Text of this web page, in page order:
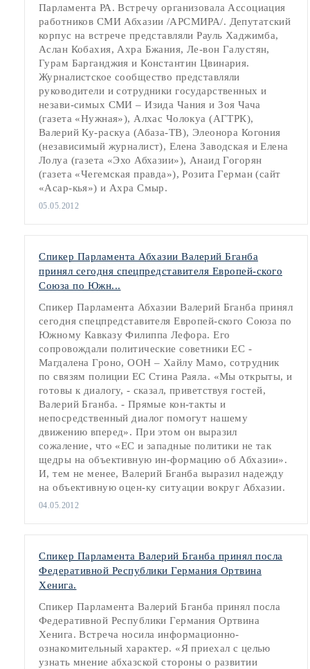
Парламента РА. Встречу организовала Ассоциация
работников СМИ Абхазии /АРСМИРА/. Депутатский
корпус на встрече представляли Рауль Хаджимба,
Аслан Кобахия, Ахра Бжания, Ле-вон Галустян,
Гурам Барганджия и Константин Цвинария.
Журналистское сообщество представляли
руководители и сотрудники государственных и
незави-симых СМИ – Изида Чания и Зоя Чача
(газета «Нужная»), Алхас Чолокуа (АГТРК),
Валерий Ку-раскуа (Абаза-ТВ), Элеонора Когония
(независимый журналист), Елена Заводская и Елена
Лолуа (газета «Эхо Абхазии»), Анаид Гогорян
(газета «Чегемская правда»), Розита Герман (сайт
«Асар-кья») и Ахра Смыр.
05.05.2012
Спикер Парламента Абхазии Валерий Бганба
принял сегодня спецпредставителя Европей-ского
Союза по Южн...
Спикер Парламента Абхазии Валерий Бганба принял
сегодня спецпредставителя Европей-ского Союза по
Южному Кавказу Филиппа Лефора. Его
сопровождали политические советники ЕС -
Магдалена Гроно, ООН – Хайлу Мамо, сотрудник
по связям полиции ЕС Стина Раяла. «Мы открыты, и
готовы к диалогу, - сказал, приветствуя гостей,
Валерий Бганба. - Прямые кон-такты и
непосредственный диалог помогут нашему
движению вперед». При этом он выразил
сожаление, что «ЕС и западные политики не так
щедры на объективную ин-формацию об Абхазии».
И, тем не менее, Валерий Бганба выразил надежду
на объективную оцен-ку ситуации вокруг Абхазии.
04.05.2012
Спикер Парламента Валерий Бганба принял посла
Федеративной Республики Германия Ортвина
Хенига.
Спикер Парламента Валерий Бганба принял посла
Федеративной Республики Германия Ортвина
Хенига. Встреча носила информационно-
ознакомительный характер. «Я приехал с целью
узнать мнение абхазской стороны о развитии